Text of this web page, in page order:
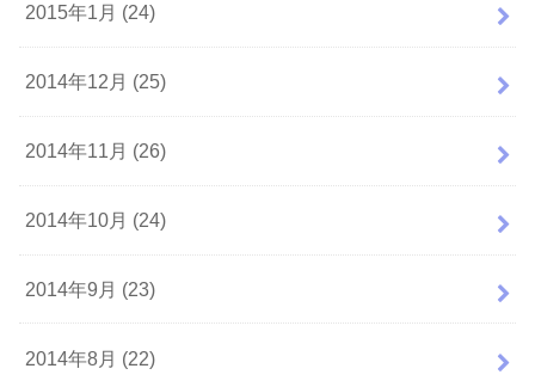
2015年1月 (24)
2014年12月 (25)
2014年11月 (26)
2014年10月 (24)
2014年9月 (23)
2014年8月 (22)